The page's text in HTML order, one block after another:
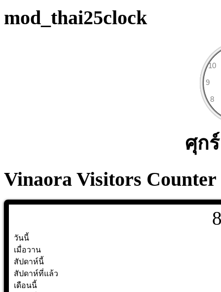
mod_thai25clock
ศุก
Vinaora Visitors Counter
วันนี้
เมื่อวาน
สัปดาห์นี้
สัปดาห์ที่แล้ว
เดือนนี้